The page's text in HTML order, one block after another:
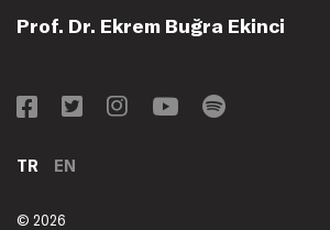
Prof. Dr. Ekrem Buğra Ekinci
TR EN
© 2026